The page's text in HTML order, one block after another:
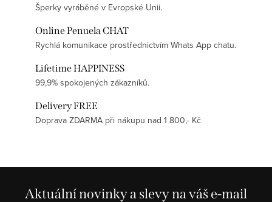
Šperky vyráběné v Evropské Unii.
Online Penuela CHAT
Rychlá komunikace prostřednictvím Whats App chatu.
Lifetime HAPPINESS
99,9% spokojených zákazníků.
Delivery FREE
Doprava ZDARMA při nákupu nad 1 800,- Kč
Aktuální novinky a slevy na váš e-mail